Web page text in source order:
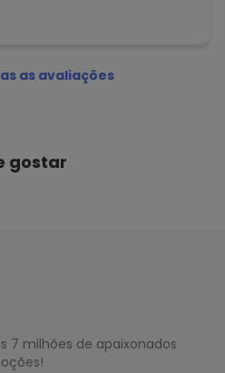
as avaliações
gostar
7 milhões de apaixonados